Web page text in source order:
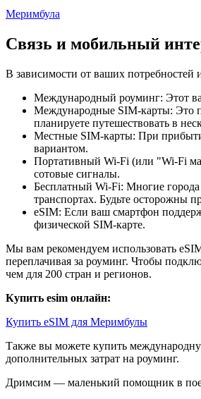
Меримбула
Связь и мобильный
В зависимости от ваших
Международный роуминг: Этот
Международные SIM-карты: Это
планируете путешествовать в
Местные SIM-карты: При
вариантом.
Портативный Wi-Fi (или "Wi-Fi
сотовые сигналы.
Бесплатный Wi-Fi: Многие города
транспортах. Будьте осторожны
eSIM: Если ваш смартфон
физической SIM-карте.
Мы вам рекомендуем использовать
переплачивая за роуминг. Чтобы
чем для 200 стран и регионов.
Купить esim онлайн:
Купить eSIM для Меримбулы
Также вы можете купить
дополнительных затрат на роуминг.
Дримсим — маленький помощник в